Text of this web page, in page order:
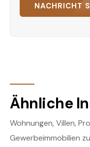
NACHRICHT
Ähnliche
Wohnungen, Villen,
Gewerbeimmobilien